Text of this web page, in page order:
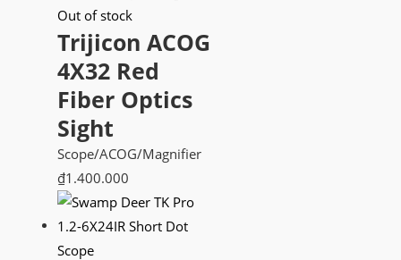
₫1.600.000.
₫1.500.000.
Out of stock
Trijicon ACOG
4X32 Red
Fiber Optics
Sight
Scope/ACOG/Magnifier
₫1.400.000